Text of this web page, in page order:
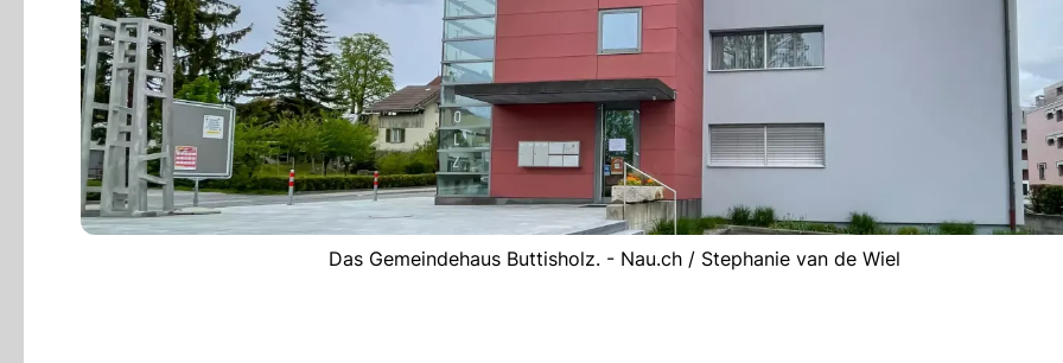
Das Gemeindehaus Buttisholz. - Nau.ch / Stephanie van de Wiel